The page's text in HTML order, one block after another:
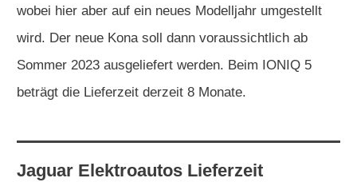
wobei hier aber auf ein neues Modelljahr umgestellt
wird. Der neue Kona soll dann voraussichtlich ab
Sommer 2023 ausgeliefert werden. Beim IONIQ 5
beträgt die Lieferzeit derzeit 8 Monate.
Jaguar Elektroautos Lieferzeit